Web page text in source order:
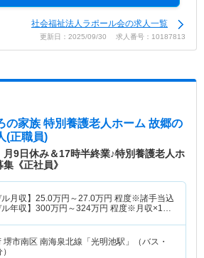
社会福祉法人ラポール会の求人一覧
更新日：2025/09/30 求人番号：10187813
の家族 特別養護老人ホーム 故郷の
(正職員)
月9日休み＆17時半終業♪特別養護老人ホ
《正社員》
ル月収】 25.0万円～27.0万円 程度※諸手当込
ル年収】 300万円～324万円 程度※月収×12
堺市南区 南海泉北線「光明池駅」（バス・